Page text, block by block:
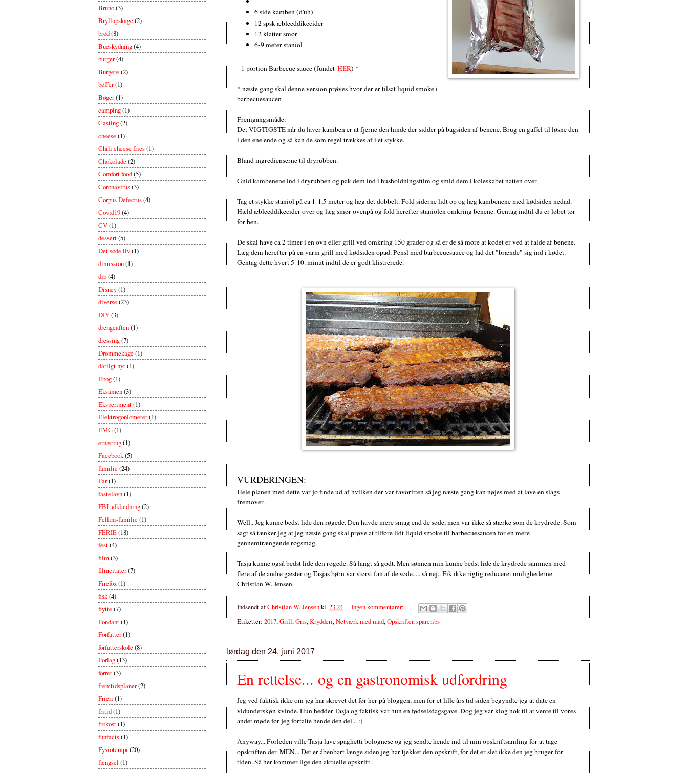
6 side kamben (d'uh)
12 spsk æbleeddikecider
12 klatter smør
6-9 meter staniol
- 1 portion Barbecue sauce (fundet HER) *
* næste gang skal denne version prøves hvor der er tilsat liquid smoke i
barbecuesaucen
Fremgangsmåde:
Det VIGTIGSTE når du laver kamben er at fjerne den hinde der sidder på bagsiden af benene. Brug en gaffel til løsne den
i den ene ende og så kan de som regel trækkes af i et stykke.
Bland ingredienserne til dryrubben.
Gnid kambenene ind i dryrubben og pak dem ind i husholdningsfilm og smid dem i køleskabet natten over.
Tag et stykke staniol på ca 1-1,5 meter og læg det dobbelt. Fold siderne lidt op og læg kambenene med kødsiden nedad.
Hæld æbleeddikecider over og læg smør ovenpå og fold herefter staniolen omkring benene. Gentag indtil du er løbet tør
for ben.
De skal have ca 2 timer i en ovn eller grill ved omkring 150 grader og så er de så møre at kødet er ved at falde af benene.
Læg dem herefter på en varm grill med kødsiden opad. Pensl med barbecuesauce og lad det "brænde" sig ind i kødet.
Gentag dette hvert 5-10. minut indtil de er godt klistrerede.
VURDERINGEN:
Hele planen med dette var jo finde ud af hvilken der var favoritten så jeg næste gang kan nøjes med at lave en slags
fremover.
Well.. Jeg kunne bedst lide den røgede. Den havde mere smag end de søde, men var ikke så stærke som de krydrede. Som
sagt så tænker jeg at jeg næste gang skal prøve at tilføre lidt liquid smoke til barbecuesaucen for en mere
gennemtrængende røgsmag.
Tasja kunne også bedst lide den røgede. Så langt så godt. Men sønnen min kunne bedst lide de krydrede sammen med
flere af de andre gæster og Tasjas børn var størst fan af de søde. ... så nej.. Fik ikke rigtig reduceret mulighederne.
Christian W. Jensen
Indsendt afChristian W. Jensenkl.23.24
Ingen kommentarer:
Etiketter: 2017, Grill, Gris, Krydderi, Netværk med mad, Opskrifter, spareribs
lørdag den 24. juni 2017
En rettelse... og en gastronomisk udfordring
Jeg ved faktisk ikke om jeg har skrevet det før her på bloggen, men for et lille års tid siden begyndte jeg at date en
vidunderskøn kvinde. Hun hedder Tasja og faktisk var hun en fødselsdagsgave. Dog jeg var klog nok til at vente til vores
andet møde før jeg fortalte hende den del... :)
Anyway... Forleden ville Tasja lave spaghetti bolognese og jeg sendte hende ind til min opskriftsamling for at tage
opskriften der. MEN... Det er åbenbart længe siden jeg har tjekket den opskrift, for det er slet ikke den jeg bruger for
tiden. Så her kommer lige den aktuelle opskrift.
Bruno(3)
Bryllupskage(2)
brød(8)
Bueskydning(4)
burger(4)
Burgere(2)
bøffer(1)
Bøger(1)
camping(1)
Casting(2)
cheese(1)
Chili cheese fries(1)
Chokolade(2)
Comfort food(5)
Coronavirus(3)
Corpus Defectus(4)
Covid19(4)
CV(1)
dessert(5)
Det søde liv(1)
dimission(1)
dip(4)
Disney(1)
diverse(23)
DIY(3)
drengeaften(1)
dressing(7)
Drømmekage(1)
dårligt nyt(1)
Ebog(1)
Eksamen(3)
Eksperiment(1)
Elektrogoniometer(1)
EMG(1)
ernæring(1)
Facebook(5)
familie(24)
Far(1)
fastelavn(1)
FBI udklædning(2)
Fellini-familie(1)
FERIE(18)
fest(4)
film(3)
filmcitater(7)
Firefox(1)
fisk(4)
flytte(7)
Fondant(1)
Forfatter(1)
forfatterskole(8)
Forlag(13)
forret(3)
fremtidsplaner(2)
Frieri (1)
fritid(1)
frokost(1)
funfacts(1)
Fysioterapi (20)
fængsel (1)